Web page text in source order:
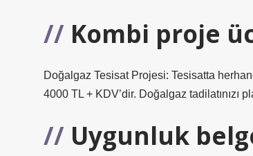
Kombi proje
Doğalgaz Tesisat Projesi: Tesisatta
4000 TL + KDV’dir. Doğalgaz
Uygunluk